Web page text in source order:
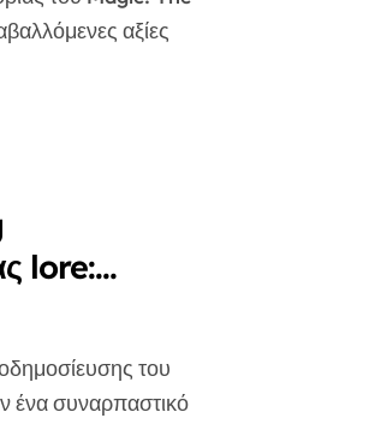
αξίες
lore:
συναρπαστικό